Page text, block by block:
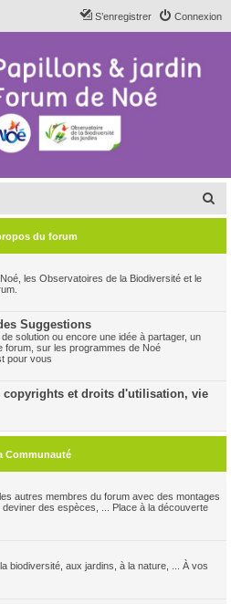
Connexion
S’enregistrer
e
du forum
les Observatoires de la Biodiversité et le
Suggestions
solution ou encore une idée à partager, un
forum, sur les programmes de Noé
pour vous
copyrights et droits d'utilisation, vie
Communauté
autres membres du forum avec des montages
des espèces, ... Place à la découverte
biodiversité, aux jardins, à la nature, ... À vos